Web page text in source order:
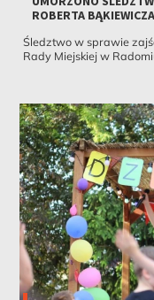
ROBERTA
Śledztwo w sprawie
Rady Miejskiej w